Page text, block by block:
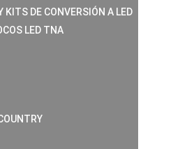
KITS DE CONVERSIÓN A LED
LED TNA